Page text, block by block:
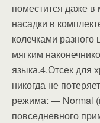
поместится даже
насадки в
колечками разного
мягким
языка.4.Отсек для
никогда не
режима: — Normal
повседневного